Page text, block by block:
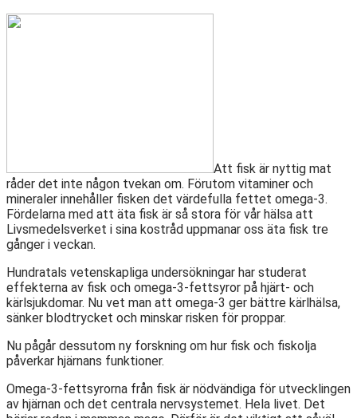
Att fisk är nyttig mat
råder det inte någon tvekan om. Förutom vitaminer och
mineraler innehåller fisken det värdefulla fettet omega-3.
Fördelarna med att äta fisk är så stora för vår hälsa att
Livsmedelsverket i sina kostråd uppmanar oss äta fisk tre
gånger i veckan.
Hundratals vetenskapliga undersökningar har studerat
effekterna av fisk och omega-3-fettsyror på hjärt- och
kärlsjukdomar. Nu vet man att omega-3 ger bättre kärlhälsa,
sänker blodtrycket och minskar risken för proppar.
Nu pågår dessutom ny forskning om hur fisk och fiskolja
påverkar hjärnans funktioner.
Omega-3-fettsyrorna från fisk är nödvändiga för utvecklingen
av hjärnan och det centrala nervsystemet. Hela livet. Det